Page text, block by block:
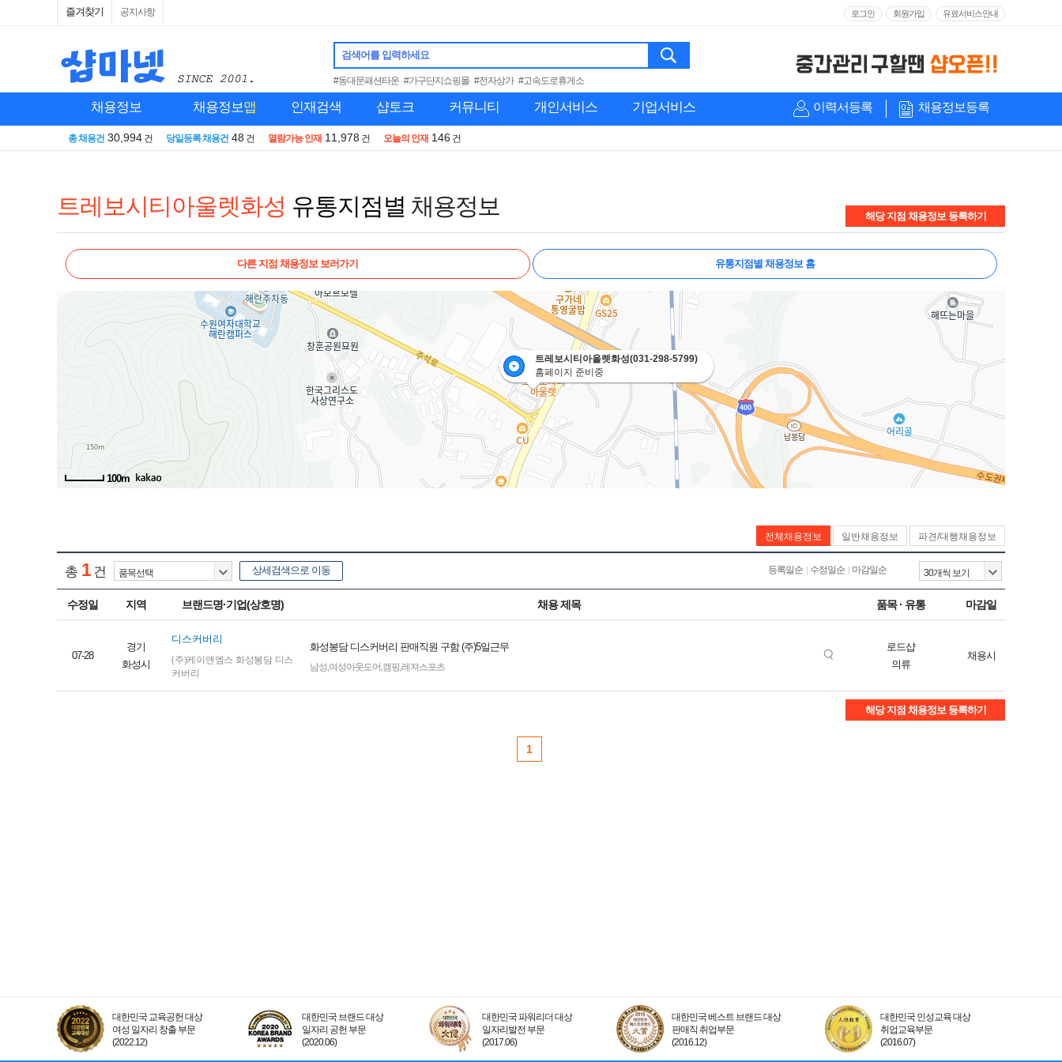
즐겨찾기 공지사항 로그인 회원가입 유료서비스안내
검색어를 입력하세요
#동대문패션타운 #가구단지쇼핑몰 #전자상가 #고속도로휴게소
채용정보 채용정보맵 인재검색 샵토크 커뮤니티 개인서비스 기업서비스 이력서등록 채용정보등록
총 채용건 30,994 건 당일등록 채용건 48 건 열람가능 인재 11,978 건 오늘의 인재 146 건
트레보시티아울렛화성 유통지점별 채용정보
다른 지점 채용정보 보러가기 유통지점별 채용정보 홈
해당 지점 채용정보 등록하기
트레보시티아울렛화성(031-298-5799)
홈페이지 준비중
100m
전체채용정보 일반채용정보 파견/대행채용정보
총 1건 상세검색으로 이동 등록일순 수정일순 마감일순
수정일 지역 브랜드명·기업(상호명) 채용 제목 품목 · 유통 마감일
07-28
경기
화성시
디스커버리
(주)케이앤엠스 화성봉담 디스
커버리
화성봉담 디스커버리 판매직원 구함 (주)5일근무
남성,여성아웃도어,캠핑,레져스포츠
로드샵
의류
채용시
해당 지점 채용정보 등록하기
1
대한민국 교육공헌 대상
여성 일자리 창출 부문
(2022.12)
대한민국 브랜드 대상
일자리 공헌 부문
(2020.06)
대한민국 파워리더 대상
일자리발전 부문
(2017.06)
대한민국 베스트 브랜드 대상
판매직 취업부문
(2016.12)
대한민국 인성교육 대상
취업교육부문
(2016.07)